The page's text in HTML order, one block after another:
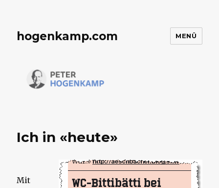
hogenkamp.com MENÜ
Ich in «heute»
Mit